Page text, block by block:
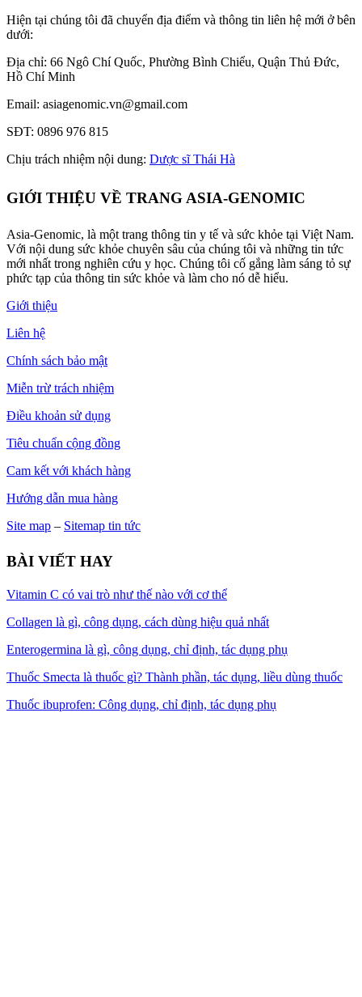
Hiện tại chúng tôi đã chuyển địa điểm và thông tin liên hệ mới ở bên
dưới:
Địa chỉ: 66 Ngô Chí Quốc, Phường Bình Chiểu, Quận Thủ Đức,
Hồ Chí Minh
Email: asiagenomic.vn@gmail.com
SĐT: 0896 976 815
Chịu trách nhiệm nội dung: Dược sĩ Thái Hà
GIỚI THIỆU VỀ TRANG ASIA-GENOMIC
Asia-Genomic, là một trang thông tin y tế và sức khỏe tại Việt Nam.
Với nội dung sức khỏe chuyên sâu của chúng tôi và những tin tức
mới nhất trong nghiên cứu y học. Chúng tôi cố gắng làm sáng tỏ sự
phức tạp của thông tin sức khỏe và làm cho nó dễ hiểu.
Giới thiệu
Liên hệ
Chính sách bảo mật
Miễn trừ trách nhiệm
Điều khoản sử dụng
Tiêu chuẩn cộng đồng
Cam kết với khách hàng
Hướng dẫn mua hàng
Site map – Sitemap tin tức
BÀI VIẾT HAY
Vitamin C có vai trò như thế nào với cơ thể
Collagen là gì, công dụng, cách dùng hiệu quả nhất
Enterogermina là gì, công dụng, chỉ định, tác dụng phụ
Thuốc Smecta là thuốc gì? Thành phần, tác dụng, liều dùng thuốc
Thuốc ibuprofen: Công dụng, chỉ định, tác dụng phụ